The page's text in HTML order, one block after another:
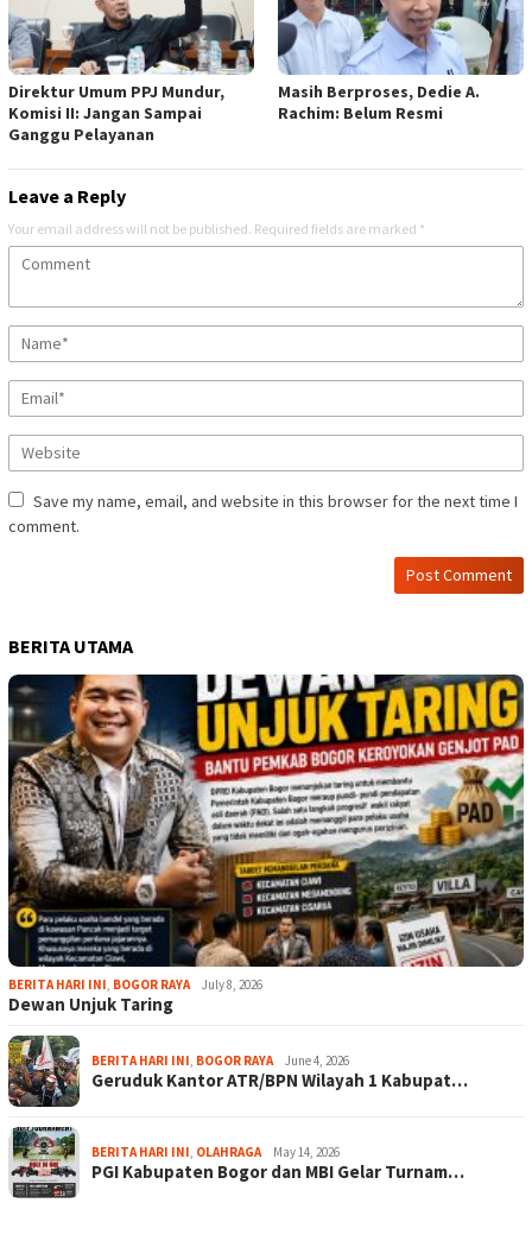
Direktur Umum PPJ Mundur,
Komisi II: Jangan Sampai
Ganggu Pelayanan
Masih Berproses, Dedie A.
Rachim: Belum Resmi
Leave a Reply
Your email address will not be published. Required fields are marked *
Save my name, email, and website in this browser for the next time I
comment.
BERITA UTAMA
BERITA HARI INI BOGOR RAYA July 8, 2026
Dewan Unjuk Taring
BERITA HARI INI BOGOR RAYA June 4, 2026
Geruduk Kantor ATR/BPN Wilayah 1 Kabupat…
BERITA HARI INI OLAHRAGA May 14, 2026
PGI Kabupaten Bogor dan MBI Gelar Turnam…